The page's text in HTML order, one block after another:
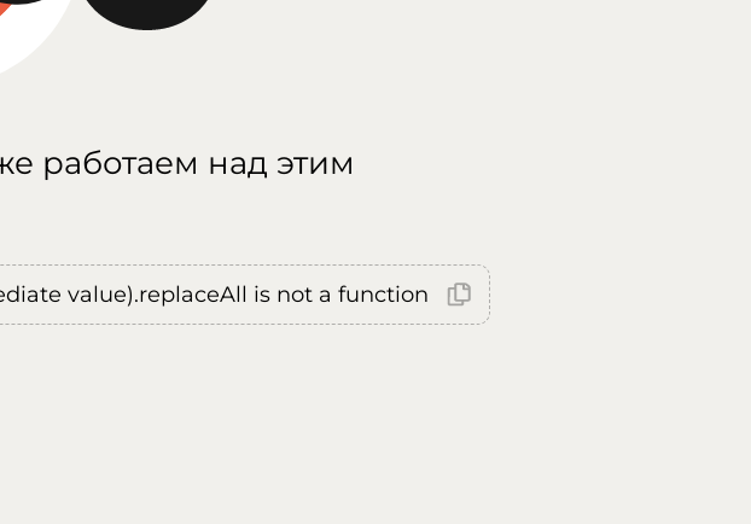
работаем над этим
value).replaceAll is not a function